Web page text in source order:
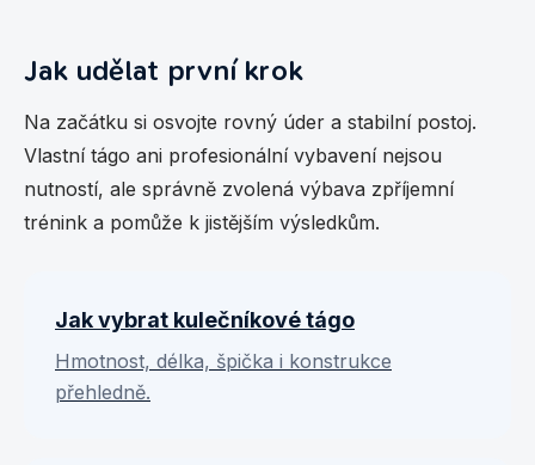
Jak udělat první krok
Na začátku si osvojte rovný úder a stabilní postoj.
Vlastní tágo ani profesionální vybavení nejsou
nutností, ale správně zvolená výbava zpříjemní
trénink a pomůže k jistějším výsledkům.
Jak vybrat kulečníkové tágo
Hmotnost, délka, špička i konstrukce
přehledně.